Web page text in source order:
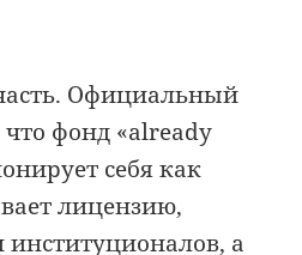
Официальный
фонд «already
себя как
лицензию,
а